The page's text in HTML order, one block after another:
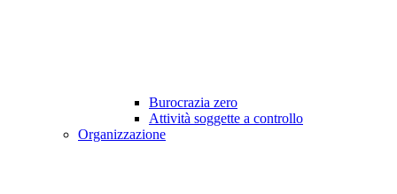
Burocrazia zero
Attività soggette a controllo
Organizzazione